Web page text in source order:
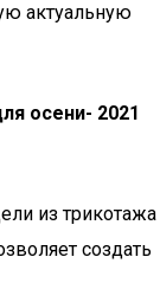
актуальную
осени- 2021
из трикотажа
создать